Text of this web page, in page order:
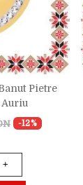
Pietre
-12%
+